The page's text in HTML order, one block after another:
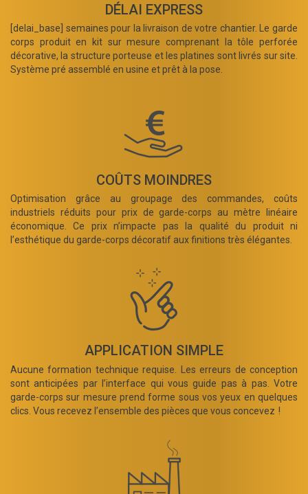
DÉLAI EXPRESS
[delai_base] semaines pour la livraison de votre chantier. Le garde
corps produit en kit sur mesure comprenant la tôle perforée
décorative, la structure porteuse et les platines sont livrés sur site.
Système pré assemblé en usine et prêt à la pose.
COÛTS MOINDRES
Optimisation grâce au groupage des commandes, coûts
industriels réduits pour prix de garde-corps au mètre linéaire
économique. Ce prix n’impacte pas la qualité du produit ni
l’esthétique du garde-corps décoratif aux finitions très élégantes.
APPLICATION SIMPLE
Aucune formation technique requise. Les erreurs de conception
sont anticipées par l’interface qui vous guide pas à pas. Votre
garde-corps sur mesure prend forme sous vos yeux en quelques
clics. Vous recevez l’ensemble des pièces que vous concevez !